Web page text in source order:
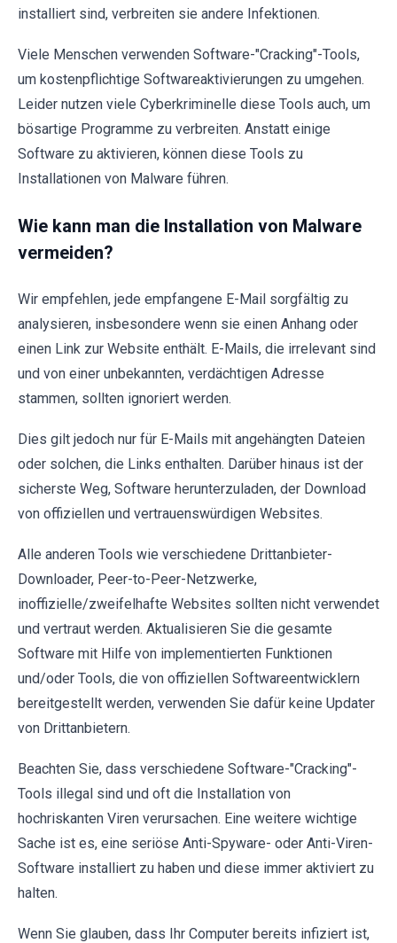
installiert sind, verbreiten sie andere Infektionen.
Viele Menschen verwenden Software-"Cracking"-Tools,
um kostenpflichtige Softwareaktivierungen zu umgehen.
Leider nutzen viele Cyberkriminelle diese Tools auch, um
bösartige Programme zu verbreiten. Anstatt einige
Software zu aktivieren, können diese Tools zu
Installationen von Malware führen.
Wie kann man die Installation von Malware
vermeiden?
Wir empfehlen, jede empfangene E-Mail sorgfältig zu
analysieren, insbesondere wenn sie einen Anhang oder
einen Link zur Website enthält. E-Mails, die irrelevant sind
und von einer unbekannten, verdächtigen Adresse
stammen, sollten ignoriert werden.
Dies gilt jedoch nur für E-Mails mit angehängten Dateien
oder solchen, die Links enthalten. Darüber hinaus ist der
sicherste Weg, Software herunterzuladen, der Download
von offiziellen und vertrauenswürdigen Websites.
Alle anderen Tools wie verschiedene Drittanbieter-
Downloader, Peer-to-Peer-Netzwerke,
inoffizielle/zweifelhafte Websites sollten nicht verwendet
und vertraut werden. Aktualisieren Sie die gesamte
Software mit Hilfe von implementierten Funktionen
und/oder Tools, die von offiziellen Softwareentwicklern
bereitgestellt werden, verwenden Sie dafür keine Updater
von Drittanbietern.
Beachten Sie, dass verschiedene Software-"Cracking"-
Tools illegal sind und oft die Installation von
hochriskanten Viren verursachen. Eine weitere wichtige
Sache ist es, eine seriöse Anti-Spyware- oder Anti-Viren-
Software installiert zu haben und diese immer aktiviert zu
halten.
Wenn Sie glauben, dass Ihr Computer bereits infiziert ist,